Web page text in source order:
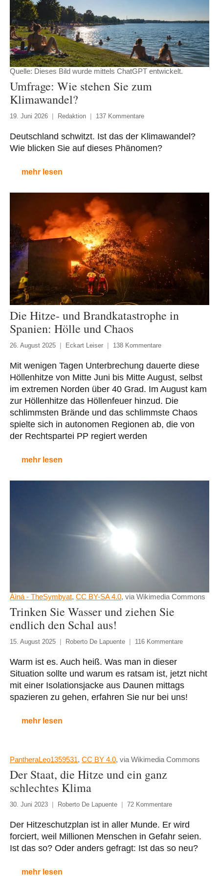
Quelle: Dieses Bild wurde mittels ChatGPT entwickelt.
Umfrage: Wie stehen Sie zum
Klimawandel?
19. Juni 2026 Redaktion 137 Kommentare
Deutschland schwitzt. Ist das der Klimawandel?
Wie blicken Sie auf dieses Phänomen?
mehr lesen
Die Hitze- und Brandkatastrophe in
Spanien: Hölle und Chaos
26. August 2025 Eckart Leiser 138 Kommentare
Mit wenigen Tagen Unterbrechung dauerte diese
Höllenhitze von Mitte Juni bis Mitte August, selbst
im extremen Norden über 40 Grad. Im August kam
zur Höllenhitze das Höllenfeuer hinzud. Die
schlimmsten Brände und das schlimmste Chaos
spielte sich in autonomen Regionen ab, die von
der Rechtspartei PP regiert werden
mehr lesen
Àìná - TheSymbyat, CC BY-SA 4.0, via Wikimedia Commons
Trinken Sie Wasser und ziehen Sie
endlich den Schal aus!
15. August 2025 Roberto De Lapuente 116 Kommentare
Warm ist es. Auch heiß. Was man in dieser
Situation sollte und warum es ratsam ist, jetzt nicht
mit einer Isolationsjacke aus Daunen mittags
spazieren zu gehen, erfahren Sie nur bei uns!
mehr lesen
PantheraLeo1359531, CC BY 4.0, via Wikimedia Commons
Der Staat, die Hitze und ein ganz
schlechtes Klima
30. Juni 2023 Roberto De Lapuente 72 Kommentare
Der Hitzeschutzplan ist in aller Munde. Er wird
forciert, weil Millionen Menschen in Gefahr seien.
Ist das so? Oder anders gefragt: Ist das so neu?
mehr lesen